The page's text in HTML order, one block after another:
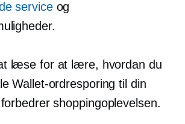
serviceog
læse for at lære, hvordan du
Wallet-ordresporing til din
shoppingoplevelsen.